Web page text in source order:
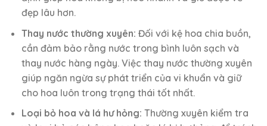
đẹp lâu hơn.
Thay nước thường xuyên: Đối với kệ hoa chia buồn,
cần đảm bảo rằng nước trong bình luôn sạch và
thay nước hàng ngày. Việc thay nước thường xuyên
giúp ngăn ngừa sự phát triển của vi khuẩn và giữ
cho hoa luôn trong trạng thái tốt nhất.
Loại bỏ hoa và lá hư hỏng: Thường xuyên kiểm tra